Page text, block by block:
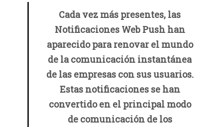
Cada vez más presentes, las
Notificaciones Web Push han
aparecido para renovar el mundo
de la comunicación instantánea
de las empresas con sus usuarios.
Estas notificaciones se han
convertido en el principal modo
de comunicación de los